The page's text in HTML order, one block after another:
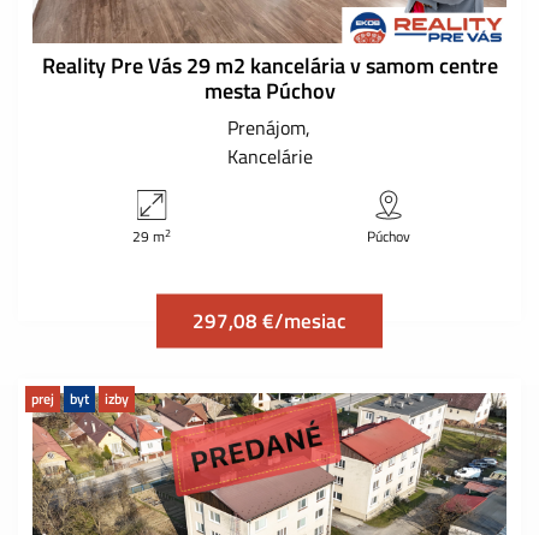
Reality Pre Vás 29 m2 kancelária v samom centre
mesta Púchov
Prenájom
Kancelárie
29 m2 Púchov
297,08 €/mesiac
prej byt izby